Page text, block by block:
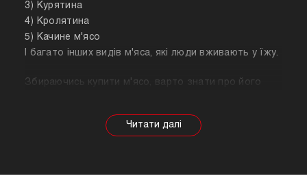
3) Курятина
4) Кролятина
5) Качине м'ясо
І багато інших видів м'яса, які люди вживають у їжу.
Збираючись купити м'ясо, варто знати про його
залежності від тварини властивості продукту
будуть змінюватися, так само як рекомендації
підійде для людей, які сидять на дієті.